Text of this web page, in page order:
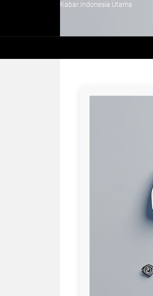
Kabar Indonesia Utama